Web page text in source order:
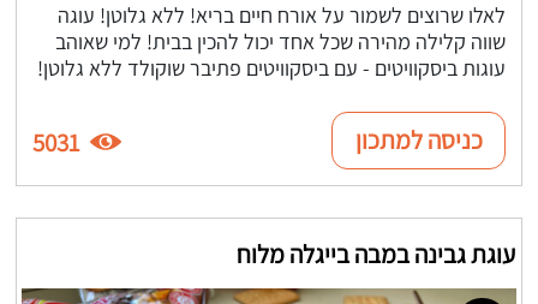
לאלו שרוצים לשמור על אורח חיים בריא! ללא גלוטן! עוגה
שווה קלילה מהירה שכל אחד יכול להכין בבית! למי שאוהב
עוגות ביסקוויטים - עם ביסקוויטים פתיבר שוקולד ללא גלוטן!
כניסה למתכון 5031
עוגת גבינה במבה בייגלה מלוח